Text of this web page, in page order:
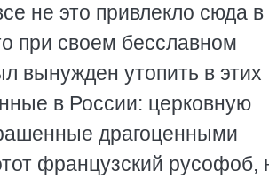
не это привлекло сюда в
при своем бесславном
вынужден утопить в этих
в России: церковную
драгоценными
французский русофоб,